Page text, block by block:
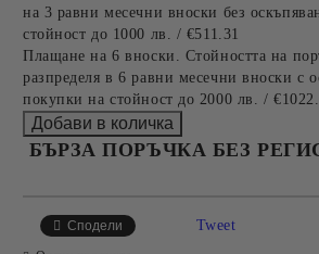
на 3 равни месечни вноски без
стойност до 1000 лв. / €511.31
Плащане на 6 вноски. Стойността на
разпределя в 6 равни месечни вноски с
покупки на стойност до 2000 лв. /
БЪРЗА ПОРЪЧКА БЕЗ
Сподели Tweet